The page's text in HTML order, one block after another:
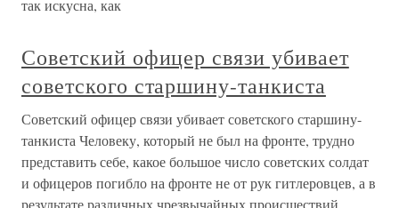
так искусна, как
Советский офицер связи убивает
советского старшину-танкиста
Советский офицер связи убивает советского старшину-
танкиста Человеку, который не был на фронте, трудно
представить себе, какое большое число советских солдат
и офицеров погибло на фронте не от рук гитлеровцев, а в
результате различных чрезвычайных происшествий,